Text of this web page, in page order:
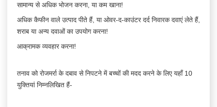
सामान्य से अधिक भोजन करना, या कम खाना!
अधिक कैफीन वाले उत्पाद पीते हैं, या ओवर-द-काउंटर दर्द निवारक दवाएं लेते हैं,
शराब या अन्य दवाओं का उपयोग करना!
आक्रामक व्यवहार करना!
तनाव को रोजमर्रा के दबाव से निपटने में बच्चों की मदद करने के लिए यहाँ 10
युक्तियां निम्नलिखित हैं-